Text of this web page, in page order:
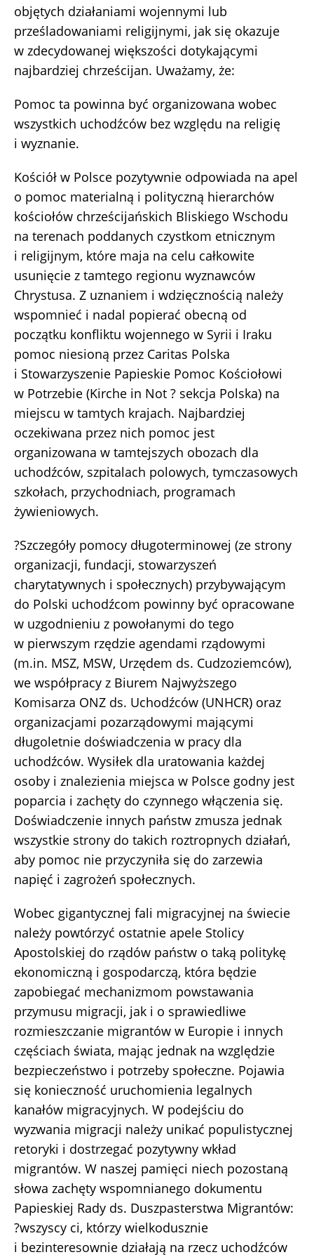
objętych działaniami wojennymi lub
prześladowaniami religijnymi, jak się okazuje
w zdecydowanej większości dotykającymi
najbardziej chrześcijan. Uważamy, że:
Pomoc ta powinna być organizowana wobec
wszystkich uchodźców bez względu na religię
i wyznanie.
Kościół w Polsce pozytywnie odpowiada na apel
o pomoc materialną i polityczną hierarchów
kościołów chrześcijańskich Bliskiego Wschodu
na terenach poddanych czystkom etnicznym
i religijnym, które maja na celu całkowite
usunięcie z tamtego regionu wyznawców
Chrystusa. Z uznaniem i wdzięcznością należy
wspomnieć i nadal popierać obecną od
początku konfliktu wojennego w Syrii i Iraku
pomoc niesioną przez Caritas Polska
i Stowarzyszenie Papieskie Pomoc Kościołowi
w Potrzebie (Kirche in Not ? sekcja Polska) na
miejscu w tamtych krajach. Najbardziej
oczekiwana przez nich pomoc jest
organizowana w tamtejszych obozach dla
uchodźców, szpitalach polowych, tymczasowych
szkołach, przychodniach, programach
żywieniowych.
?Szczegóły pomocy długoterminowej (ze strony
organizacji, fundacji, stowarzyszeń
charytatywnych i społecznych) przybywającym
do Polski uchodźcom powinny być opracowane
w uzgodnieniu z powołanymi do tego
w pierwszym rzędzie agendami rządowymi
(m.in. MSZ, MSW, Urzędem ds. Cudzoziemców),
we współpracy z Biurem Najwyższego
Komisarza ONZ ds. Uchodźców (UNHCR) oraz
organizacjami pozarządowymi mającymi
długoletnie doświadczenia w pracy dla
uchodźców. Wysiłek dla uratowania każdej
osoby i znalezienia miejsca w Polsce godny jest
poparcia i zachęty do czynnego włączenia się.
Doświadczenie innych państw zmusza jednak
wszystkie strony do takich roztropnych działań,
aby pomoc nie przyczyniła się do zarzewia
napięć i zagrożeń społecznych.
Wobec gigantycznej fali migracyjnej na świecie
należy powtórzyć ostatnie apele Stolicy
Apostolskiej do rządów państw o taką politykę
ekonomiczną i gospodarczą, która będzie
zapobiegać mechanizmom powstawania
przymusu migracji, jak i o sprawiedliwe
rozmieszczanie migrantów w Europie i innych
częściach świata, mając jednak na względzie
bezpieczeństwo i potrzeby społeczne. Pojawia
się konieczność uruchomienia legalnych
kanałów migracyjnych. W podejściu do
wyzwania migracji należy unikać populistycznej
retoryki i dostrzegać pozytywny wkład
migrantów. W naszej pamięci niech pozostaną
słowa zachęty wspomnianego dokumentu
Papieskiej Rady ds. Duszpasterstwa Migrantów:
?wszyscy ci, którzy wielkodusznie
i bezinteresownie działają na rzecz uchodźców